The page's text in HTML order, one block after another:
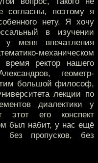
согласны, поэтому я
нету. Я хочу
в изучении
у меня впечатления
механическом
ректор нашего
геометр-
большой философ,
лекции по
диалектики у
этот его конспект
был набит, у нас ещё
пропусков, без